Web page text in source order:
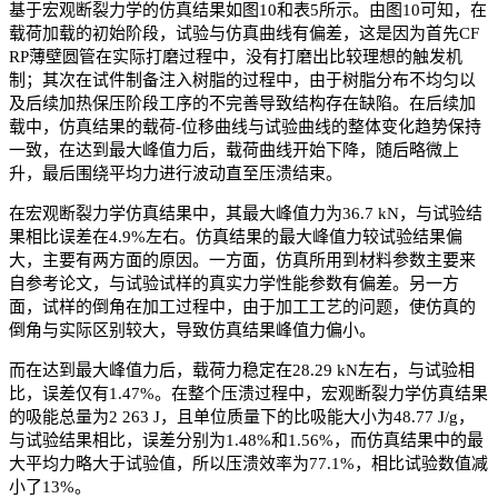
基于宏观断裂力学的仿真结果如图10和表5所示。由图10可知，在
载荷加载的初始阶段，试验与仿真曲线有偏差，这是因为首先CF
RP薄壁圆管在实际打磨过程中，没有打磨出比较理想的触发机
制；其次在试件制备注入树脂的过程中，由于树脂分布不均匀以
及后续加热保压阶段工序的不完善导致结构存在缺陷。在后续加
载中，仿真结果的载荷-位移曲线与试验曲线的整体变化趋势保持
一致，在达到最大峰值力后，载荷曲线开始下降，随后略微上
升，最后围绕平均力进行波动直至压溃结束。
在宏观断裂力学仿真结果中，其最大峰值力为36.7 kN，与试验结
果相比误差在4.9%左右。仿真结果的最大峰值力较试验结果偏
大，主要有两方面的原因。一方面，仿真所用到材料参数主要来
自参考论文，与试验试样的真实力学性能参数有偏差。另一方
面，试样的倒角在加工过程中，由于加工工艺的问题，使仿真的
倒角与实际区别较大，导致仿真结果峰值力偏小。
而在达到最大峰值力后，载荷力稳定在28.29 kN左右，与试验相
比，误差仅有1.47%。在整个压溃过程中，宏观断裂力学仿真结果
的吸能总量为2 263 J，且单位质量下的比吸能大小为48.77 J/g，
与试验结果相比，误差分别为1.48%和1.56%，而仿真结果中的最
大平均力略大于试验值，所以压溃效率为77.1%，相比试验数值减
小了13%。